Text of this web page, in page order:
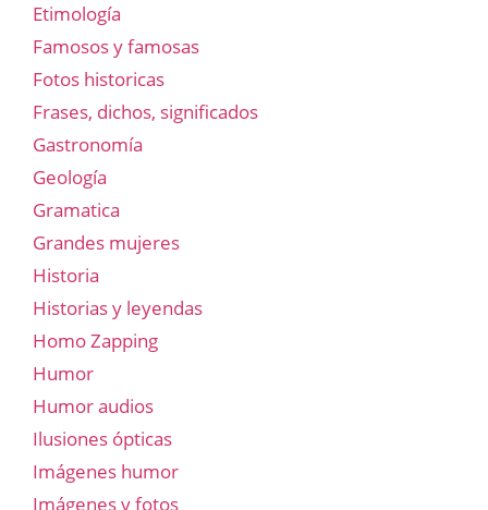
Etimología
Famosos y famosas
Fotos historicas
Frases, dichos, significados
Gastronomía
Geología
Gramatica
Grandes mujeres
Historia
Historias y leyendas
Homo Zapping
Humor
Humor audios
Ilusiones ópticas
Imágenes humor
Imágenes y fotos